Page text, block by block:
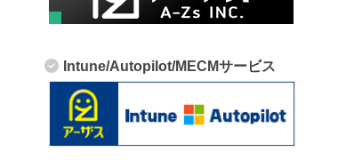
Intune/Autopilot/MECMサービス